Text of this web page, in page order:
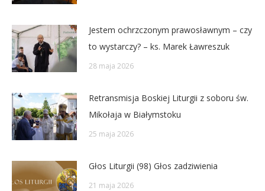
Jestem ochrzczonym prawosławnym – czy
to wystarczy? – ks. Marek Ławreszuk
28 maja 2026
Retransmisja Boskiej Liturgii z soboru św.
Mikołaja w Białymstoku
25 maja 2026
Głos Liturgii (98) Głos zadziwienia
21 maja 2026